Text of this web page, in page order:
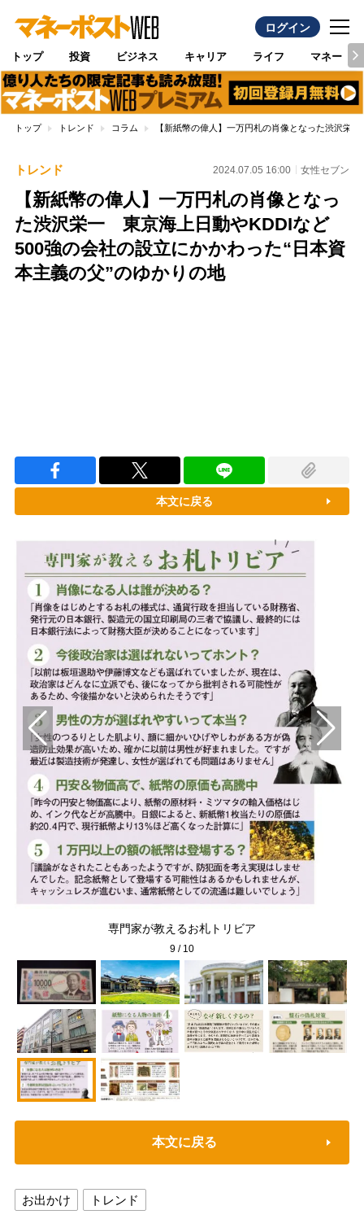
ログイン
トップ 投資 ビジネス キャリア ライフ マネー
トップ トレンド コラム 【新紙幣の偉人】一万円札の肖像となった渋沢栄
トレンド 2024.07.05 16:00 女性セブン
【新紙幣の偉人】一万円札の肖像となっ
た渋沢栄一 東京海上日動やKDDIなど
500強の会社の設立にかかわった“日本資
本主義の父”のゆかりの地
本文に戻る
専門家が教えるお札トリビア
9 / 10
本文に戻る
お出かけ トレンド